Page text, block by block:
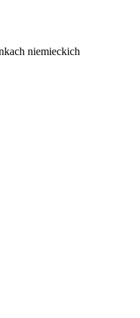
niemieckich